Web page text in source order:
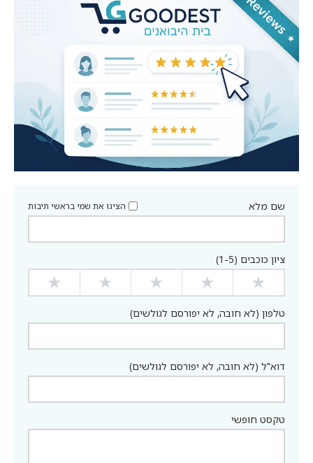
שם מלא הציגו את שמי בראשי תיבות
ציון כוכבים (1-5)
★
★
★
★
★
טלפון (לא חובה, לא יפורסם לגולשים)
דוא"ל (לא חובה, לא יפורסם לגולשים)
טקסט חופשי